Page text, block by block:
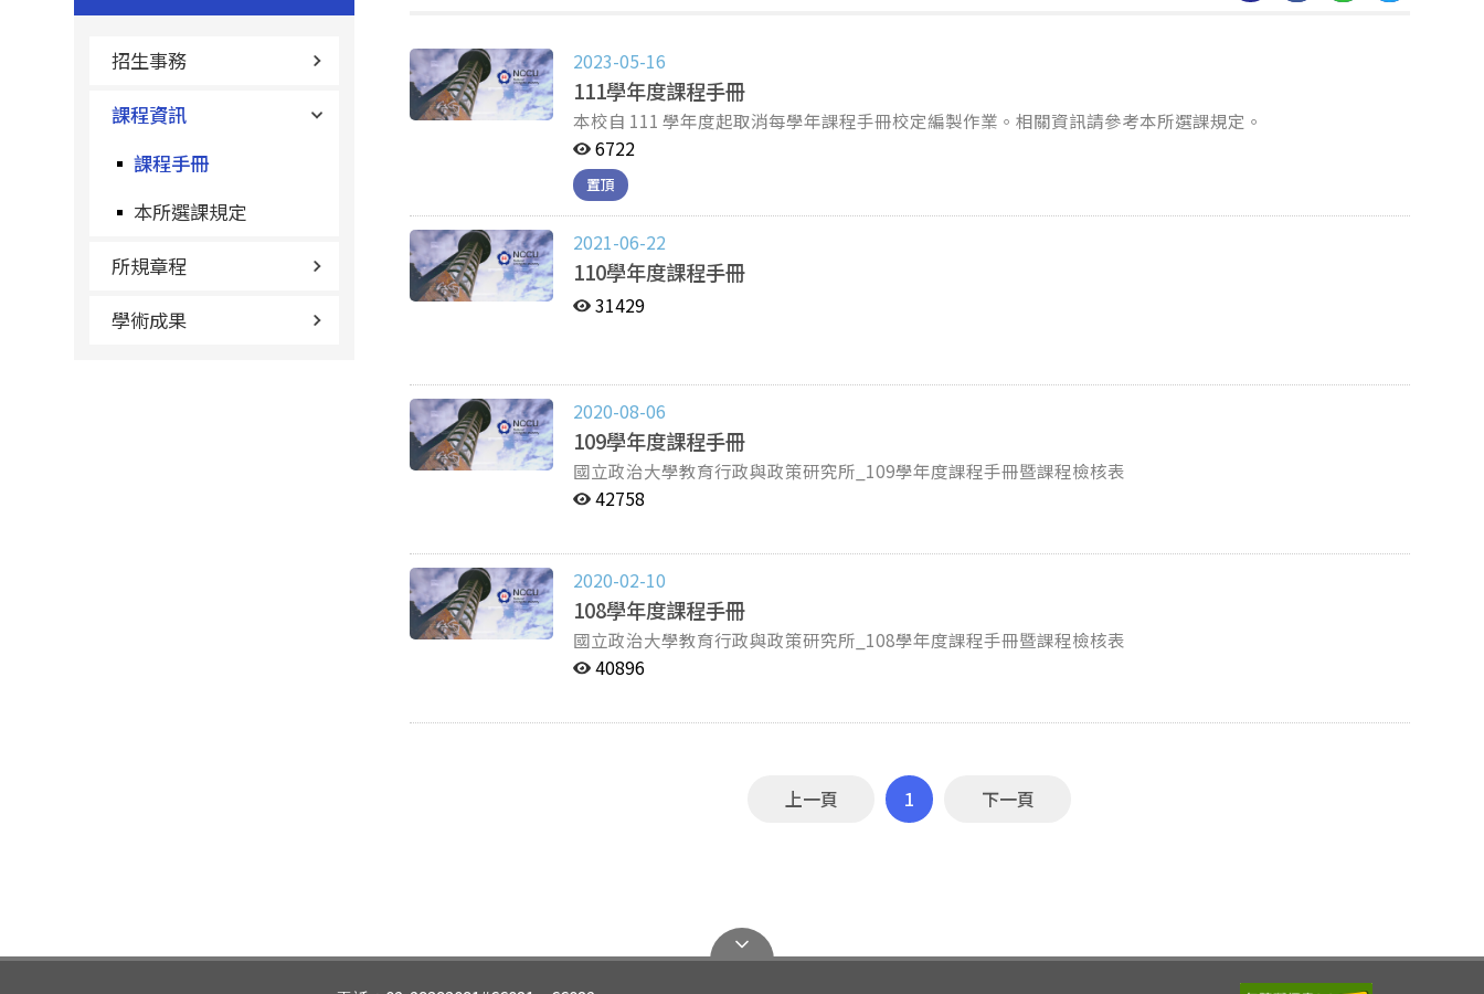
招生事務
課程資訊
課程手冊
本所選課規定
所規章程
學術成果
2023-05-16
111學年度課程手冊
本校自 111 學年度起取消每學年課程手冊校定編製作業。相關資訊請參考本所選課規定。
6722
置頂
2021-06-22
110學年度課程手冊
31429
2020-08-06
109學年度課程手冊
國立政治大學教育行政與政策研究所_109學年度課程手冊暨課程檢核表
42758
2020-02-10
108學年度課程手冊
國立政治大學教育行政與政策研究所_108學年度課程手冊暨課程檢核表
40896
上一頁 1 下一頁